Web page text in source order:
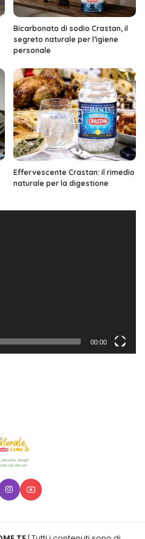
Bicarbonato di sodio Crastan, il
segreto naturale per l’igiene
personale
Effervescente Crastan: il rimedio
naturale per la digestione
00:00